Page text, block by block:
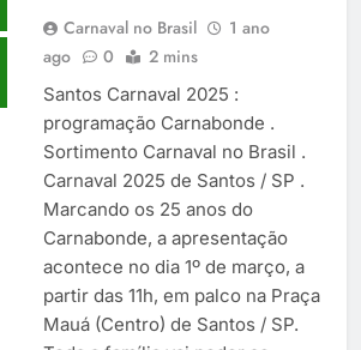
Carnaval no Brasil
1 ano
ago
0 2 mins
Santos Carnaval 2025 :
programação Carnabonde .
Sortimento Carnaval no Brasil .
Carnaval 2025 de Santos / SP .
Marcando os 25 anos do
Carnabonde, a apresentação
acontece no dia 1º de março, a
partir das 11h, em palco na Praça
Mauá (Centro) de Santos / SP.